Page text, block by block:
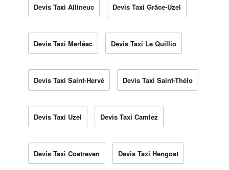
Devis Taxi Allineuc Devis Taxi Grâce-Uzel
Devis Taxi Merléac Devis Taxi Le Quillio
Devis Taxi Saint-Hervé Devis Taxi Saint-Thélo
Devis Taxi Uzel Devis Taxi Camlez
Devis Taxi Coatreven Devis Taxi Hengoat